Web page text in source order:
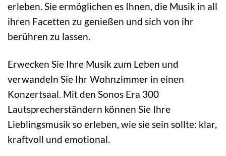
erleben. Sie ermöglichen es Ihnen, die Musik in all
ihren Facetten zu genießen und sich von ihr
berühren zu lassen.
Erwecken Sie Ihre Musik zum Leben und
verwandeln Sie Ihr Wohnzimmer in einen
Konzertsaal. Mit den Sonos Era 300
Lautsprecherständern können Sie Ihre
Lieblingsmusik so erleben, wie sie sein sollte: klar,
kraftvoll und emotional.